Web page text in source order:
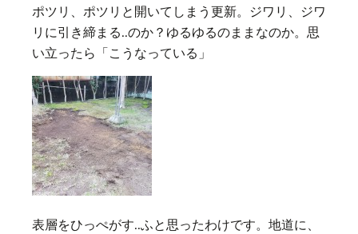
ポツリ、ポツリと開いてしまう更新。ジワリ、ジワ
リに引き締まる..のか？ゆるゆるのままなのか。思
い立ったら 「こうなっている」
表層をひっぺがす..ふと思ったわけです。地道に、